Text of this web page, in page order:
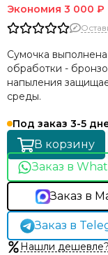
Экономия 3 000 ₽
Сумочка
обработки -
напыления
среды.
Под заказ 3-5
В корзину
Заказ в
Заказ в
Заказ в
Нашли дешевле?